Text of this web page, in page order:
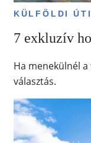
KÜLFÖLDI
7 exkluzív
Ha menekülnél
választás.